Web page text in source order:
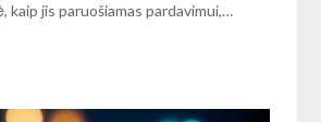
kaip jis paruošiamas pardavimui,…